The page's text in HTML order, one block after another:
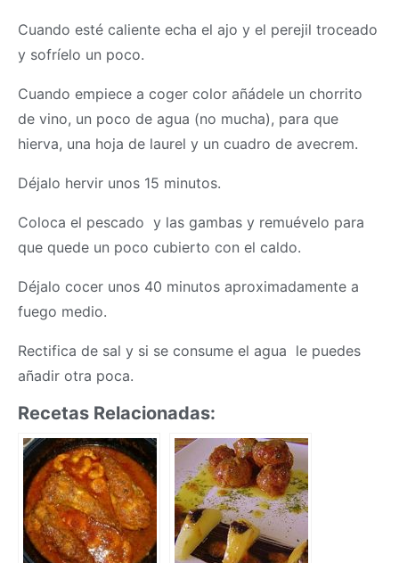
Cuando esté caliente echa el ajo y el perejil troceado
y sofríelo un poco.
Cuando empiece a coger color añádele un chorrito
de vino, un poco de agua (no mucha), para que
hierva, una hoja de laurel y un cuadro de avecrem.
Déjalo hervir unos 15 minutos.
Coloca el pescado y las gambas y remuévelo para
que quede un poco cubierto con el caldo.
Déjalo cocer unos 40 minutos aproximadamente a
fuego medio.
Rectifica de sal y si se consume el agua le puedes
añadir otra poca.
Recetas Relacionadas: